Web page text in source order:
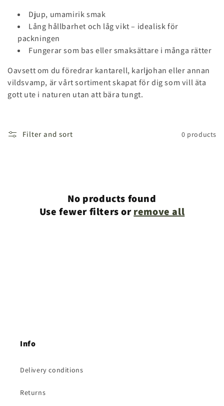
Djup, umamirik smak
Lång hållbarhet och låg vikt – idealisk för
packningen
Fungerar som bas eller smaksättare i många rätter
Oavsett om du föredrar kantarell, karljohan eller annan
vildsvamp, är vårt sortiment skapat för dig som vill äta
gott ute i naturen utan att bära tungt.
Filter and sort 0 products
No products found
Use fewer filters orremove all
Info
Delivery conditions
Returns